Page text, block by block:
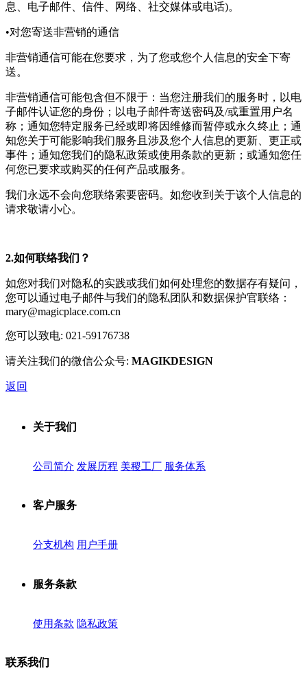
息、电子邮件、信件、网络、社交媒体或电话)。
•对您寄送非营销的通信
非营销通信可能在您要求，为了您或您个人信息的安全下寄
送。
非营销通信可能包含但不限于：当您注册我们的服务时，以电
子邮件认证您的身份；以电子邮件寄送密码及/或重置用户名
称；通知您特定服务已经或即将因维修而暂停或永久终止；通
知您关于可能影响我们服务且涉及您个人信息的更新、更正或
事件；通知您我们的隐私政策或使用条款的更新；或通知您任
何您已要求或购买的任何产品或服务。
我们永远不会向您联络索要密码。如您收到关于该个人信息的
请求敬请小心。
2.如何联络我们？
如您对我们对隐私的实践或我们如何处理您的数据存有疑问，
您可以通过电子邮件与我们的隐私团队和数据保护官联络：
mary@magicplace.com.cn
您可以致电: 021-59176738
请关注我们的微信公众号: MAGIKDESIGN
返回
关于我们
公司简介 发展历程 美稷工厂 服务体系
客户服务
分支机构 用户手册
服务条款
使用条款 隐私政策
联系我们